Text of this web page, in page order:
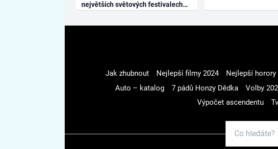
největších světových festivalech
Jak zhubnout Nejlepší filmy 2024 Nejlepší horory
Auto – katalog
7 pádů Honzy Dědka Volby
Výpočet ascendentu